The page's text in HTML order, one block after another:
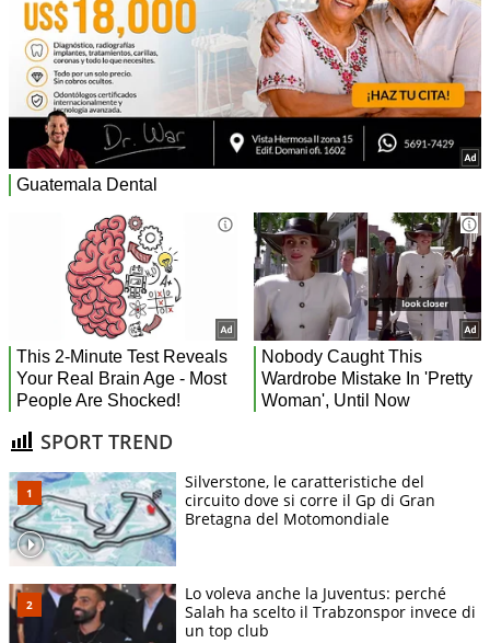
SPORT TREND
Silverstone, le caratteristiche del
circuito dove si corre il Gp di Gran
Bretagna del Motomondiale
Lo voleva anche la Juventus: perché
Salah ha scelto il Trabzonspor invece di
un top club